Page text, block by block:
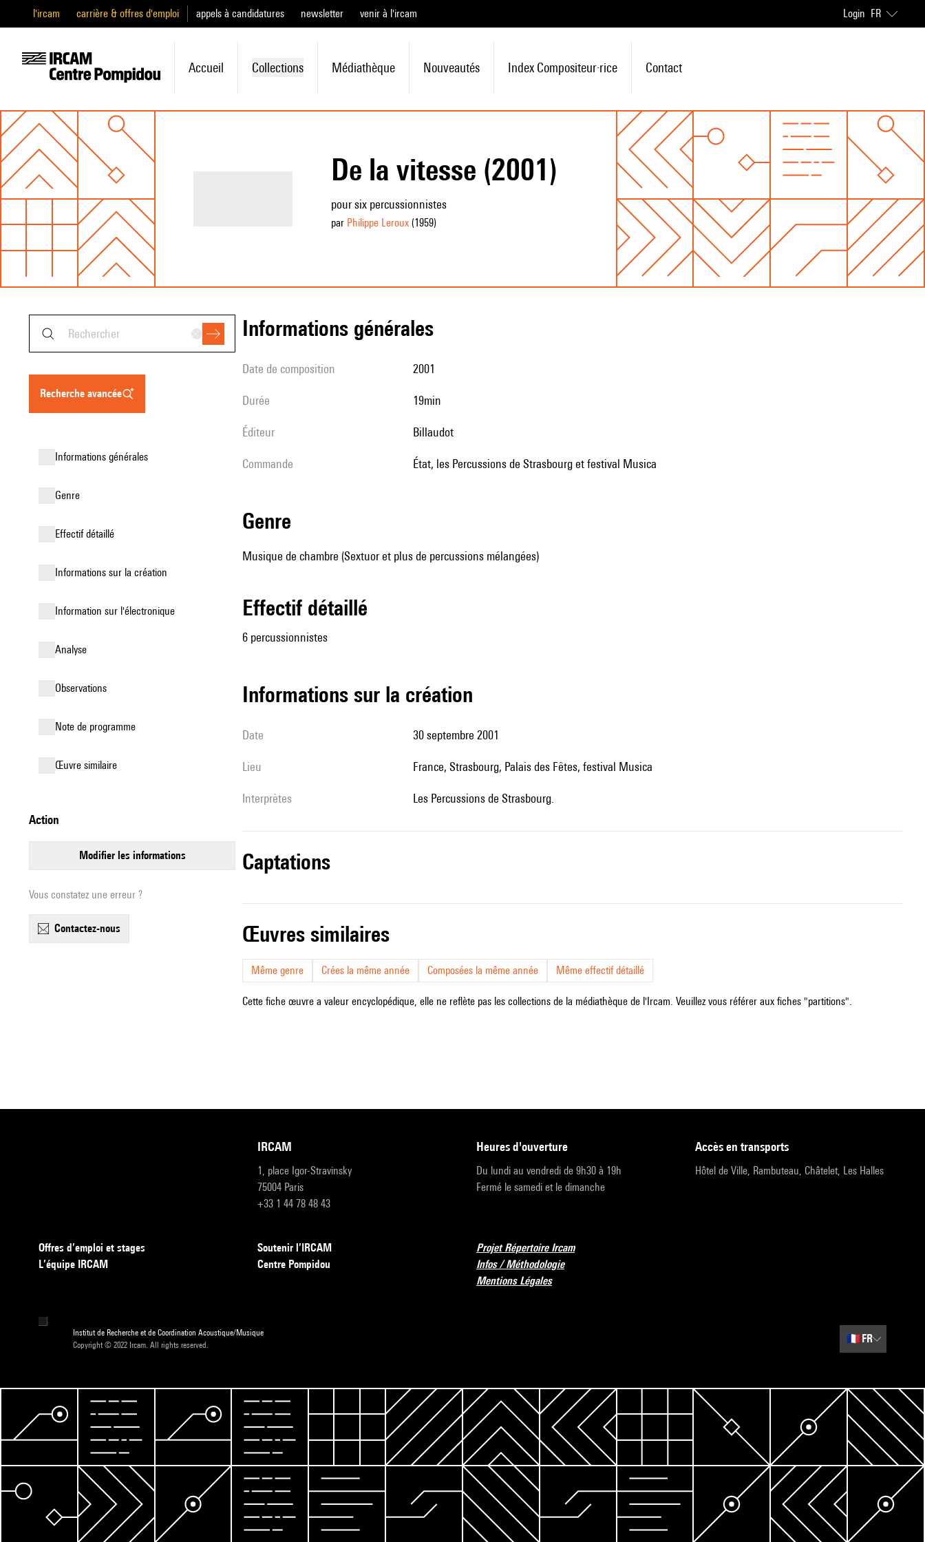
l'ircam carrière & offres d'emploi appels à candidatures newsletter venir à l'ircam Login FR
Accueil Collections Médiathèque Nouveautés Index Compositeur·rice Contact
De la vitesse (2001)
pour six percussionnistes
par Philippe Leroux(1959)
recherche avancée
informations générales
genre
effectif détaillé
informations sur la création
Information sur l'électronique
analyse
observations
Note de programme
œuvre similaire
action
modifier les informations
Vous constatez une erreur ?
contactez-nous
informations générales
date de composition 2001
durée 19min
éditeur Billaudot
Commande État, les Percussions de Strasbourg et festival Musica
genre
Musique de chambre (Sextuor et plus de percussions mélangées)
effectif détaillé
6 percussionnistes
informations sur la création
date 30 septembre 2001
lieu France, Strasbourg, Palais des Fêtes, festival Musica
interprètes Les Percussions de Strasbourg.
captations
œuvres similaires
Même genre Crées la même année Composées la même année Même effectif détaillé
Cette fiche œuvre a valeur encyclopédique, elle ne reflète pas les collections de la médiathèque de l'Ircam. Veuillez vous référer aux fiches "partitions".
IRCAM
1, place Igor-Stravinsky
75004 Paris
+33 1 44 78 48 43
heures d'ouverture
Du lundi au vendredi de 9h30 à 19h
Fermé le samedi et le dimanche
accès en transports
Hôtel de Ville, Rambuteau, Châtelet, Les Halles
Offres d’emploi et stages
L’équipe IRCAM
Soutenir l’IRCAM
Centre Pompidou
Projet Répertoire Ircam
Infos / Méthodologie
Mentions Légales
Institut de Recherche et de Coordination Acoustique/Musique
Copyright © 2022 Ircam. All rights reserved.
🇫🇷 FR